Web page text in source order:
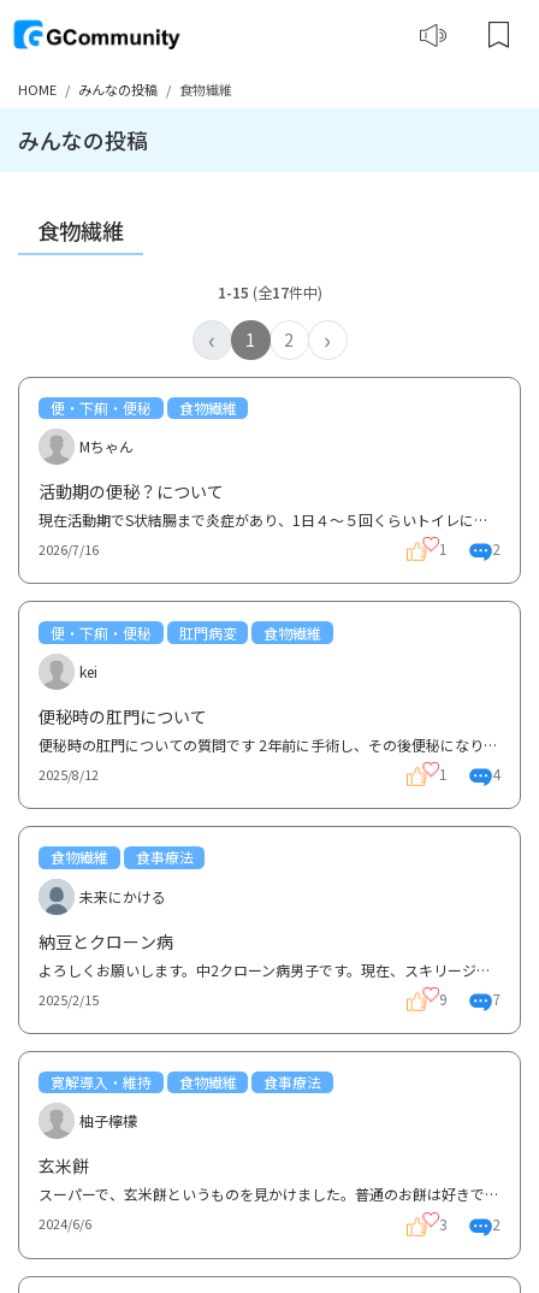
HOME みんなの投稿 食物繊維
みんなの投稿
食物繊維
1-15 (全17件中)
‹ 1 2 ›
便・下痢・便秘
食物繊維
Mちゃん
活動期の便秘？について
現在活動期でS状結腸まで炎症があり、1日４～５回くらいトイレに行きます。 ガスと少量の下痢のみで、...
2026/7/16 1 2
便・下痢・便秘 肛門病変
食物繊維
kei
便秘時の肛門について
便秘時の肛門についての質問です 2年前に手術し、その後便秘になりました。 それから下剤リンゼスを使...
2025/8/12 1 4
食物繊維
食事療法
未来にかける
納豆とクローン病
よろしくお願いします。中2クローン病男子です。現在、スキリージ治療中で粘膜治癒には至っていません。...
2025/2/15 9 7
寛解導入・維持 食物繊維
食事療法
柚子檸檬
玄米餅
スーパーで、玄米餅というものを見かけました。普通のお餅は好きでよく食べているのですが栄養的にはど...
2024/6/6 3 2